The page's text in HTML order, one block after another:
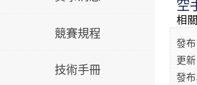
競賽規程
技術手冊
相
發
更
發